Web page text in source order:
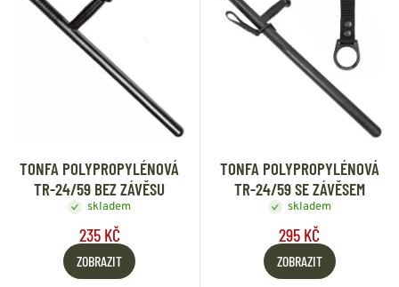
TONFA POLYPROPYLÉNOVÁ
TR-24/59 BEZ ZÁVĚSU
skladem
235 KČ
ZOBRAZIT
TONFA POLYPROPYLÉNOVÁ
TR-24/59 SE ZÁVĚSEM
skladem
295 KČ
ZOBRAZIT